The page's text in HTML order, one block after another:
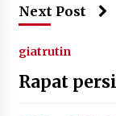
Next Post
giatrutin
Rapat